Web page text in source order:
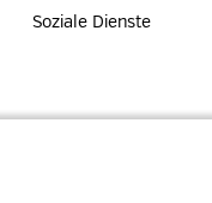
Soziale Dienste